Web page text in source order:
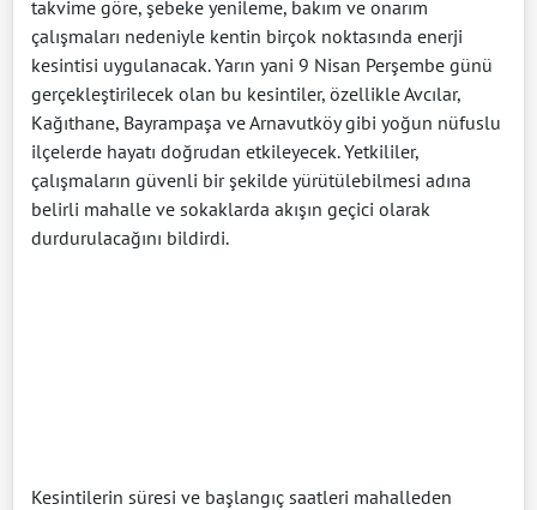
takvime göre, şebeke yenileme, bakım ve onarım
çalışmaları nedeniyle kentin birçok noktasında enerji
kesintisi uygulanacak. Yarın yani 9 Nisan Perşembe günü
gerçekleştirilecek olan bu kesintiler, özellikle Avcılar,
Kağıthane, Bayrampaşa ve Arnavutköy gibi yoğun nüfuslu
ilçelerde hayatı doğrudan etkileyecek. Yetkililer,
çalışmaların güvenli bir şekilde yürütülebilmesi adına
belirli mahalle ve sokaklarda akışın geçici olarak
durdurulacağını bildirdi.
Kesintilerin süresi ve başlangıç saatleri mahalleden